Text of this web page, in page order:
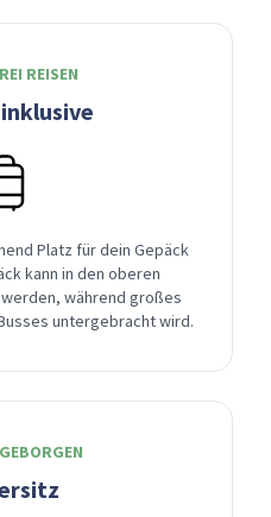
REISEN
Platz für dein Gepäck
kann in den oberen
während großes
untergebracht wird.